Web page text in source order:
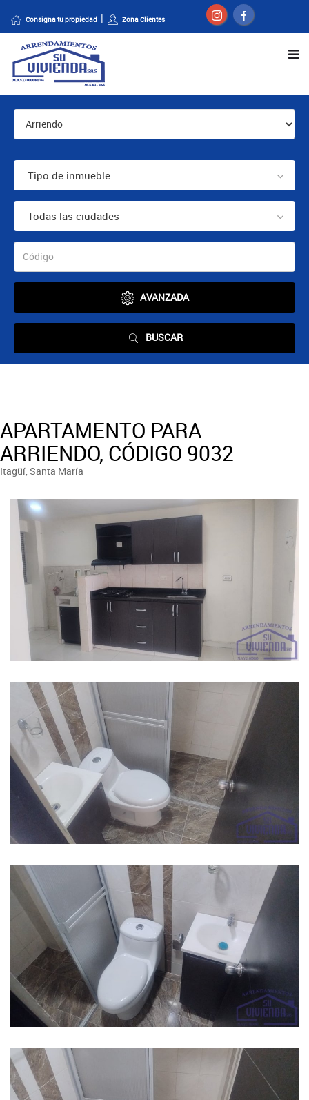
Consigna tu propiedad Zona Clientes
Tipo de inmueble
Todas las ciudades
AVANZADA
BUSCAR
APARTAMENTO PARA
ARRIENDO, CÓDIGO 9032
Itagüí, Santa María